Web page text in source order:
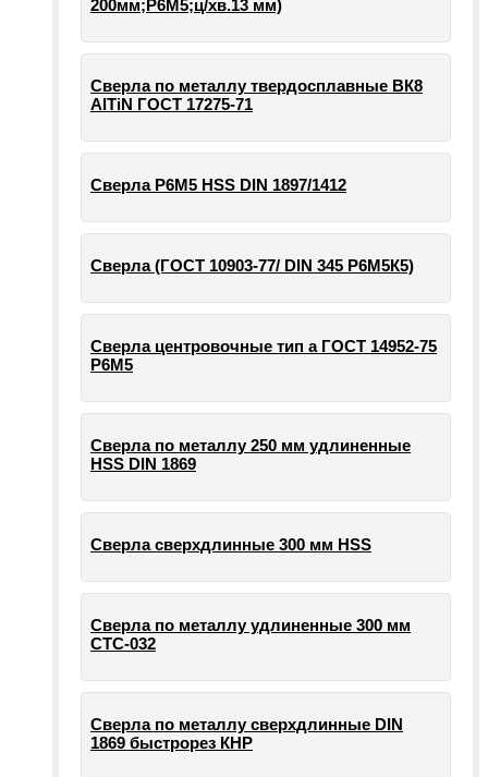
200мм;Р6М5;ц/хв.13 мм)
Сверла по металлу твердосплавные ВК8
AlTiN ГОСТ 17275-71
Сверла Р6М5 HSS DIN 1897/1412
Сверла (ГОСТ 10903-77/ DIN 345 Р6М5К5)
Сверла центровочные тип а ГОСТ 14952-75
Р6М5
Сверла по металлу 250 мм удлиненные
HSS DIN 1869
Сверла сверхдлинные 300 мм HSS
Сверла по металлу удлиненные 300 мм
СТС-032
Сверла по металлу сверхдлинные DIN
1869 быстрорез КНР